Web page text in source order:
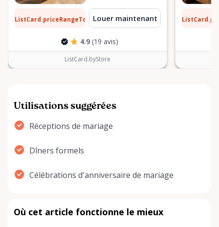
ListCard.priceRangeTo par jour
Louer maintenant
4.9 (19 avis)
ListCard.byStore
0,10 $
Utilisations suggérées
Réceptions de mariage
Dîners formels
Célébrations d'anniversaire de mariage
Où cet article fonctionne le mieux